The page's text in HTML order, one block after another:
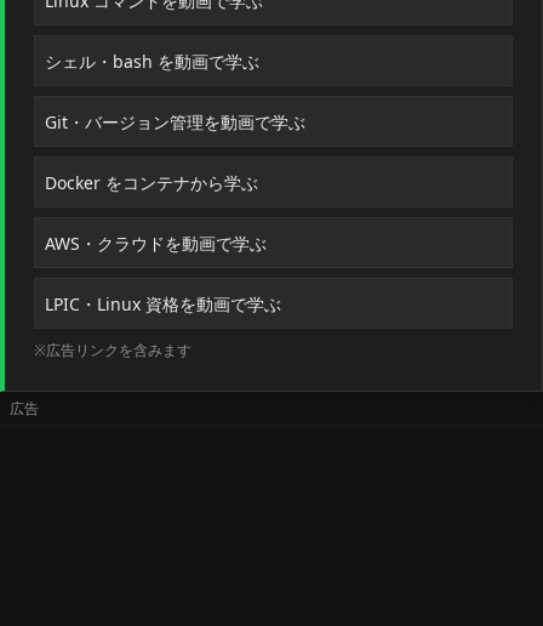
シェル・bash を動画で学ぶ
Git・バージョン管理を動画で学ぶ
Docker をコンテナから学ぶ
AWS・クラウドを動画で学ぶ
LPIC・Linux 資格を動画で学ぶ
※広告リンクを含みます